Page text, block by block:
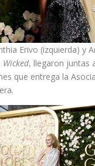
Erivo (izquierda) y
Wicked, llegaron juntas
que entrega la